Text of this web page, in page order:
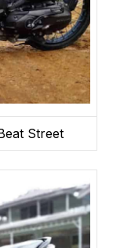
Street